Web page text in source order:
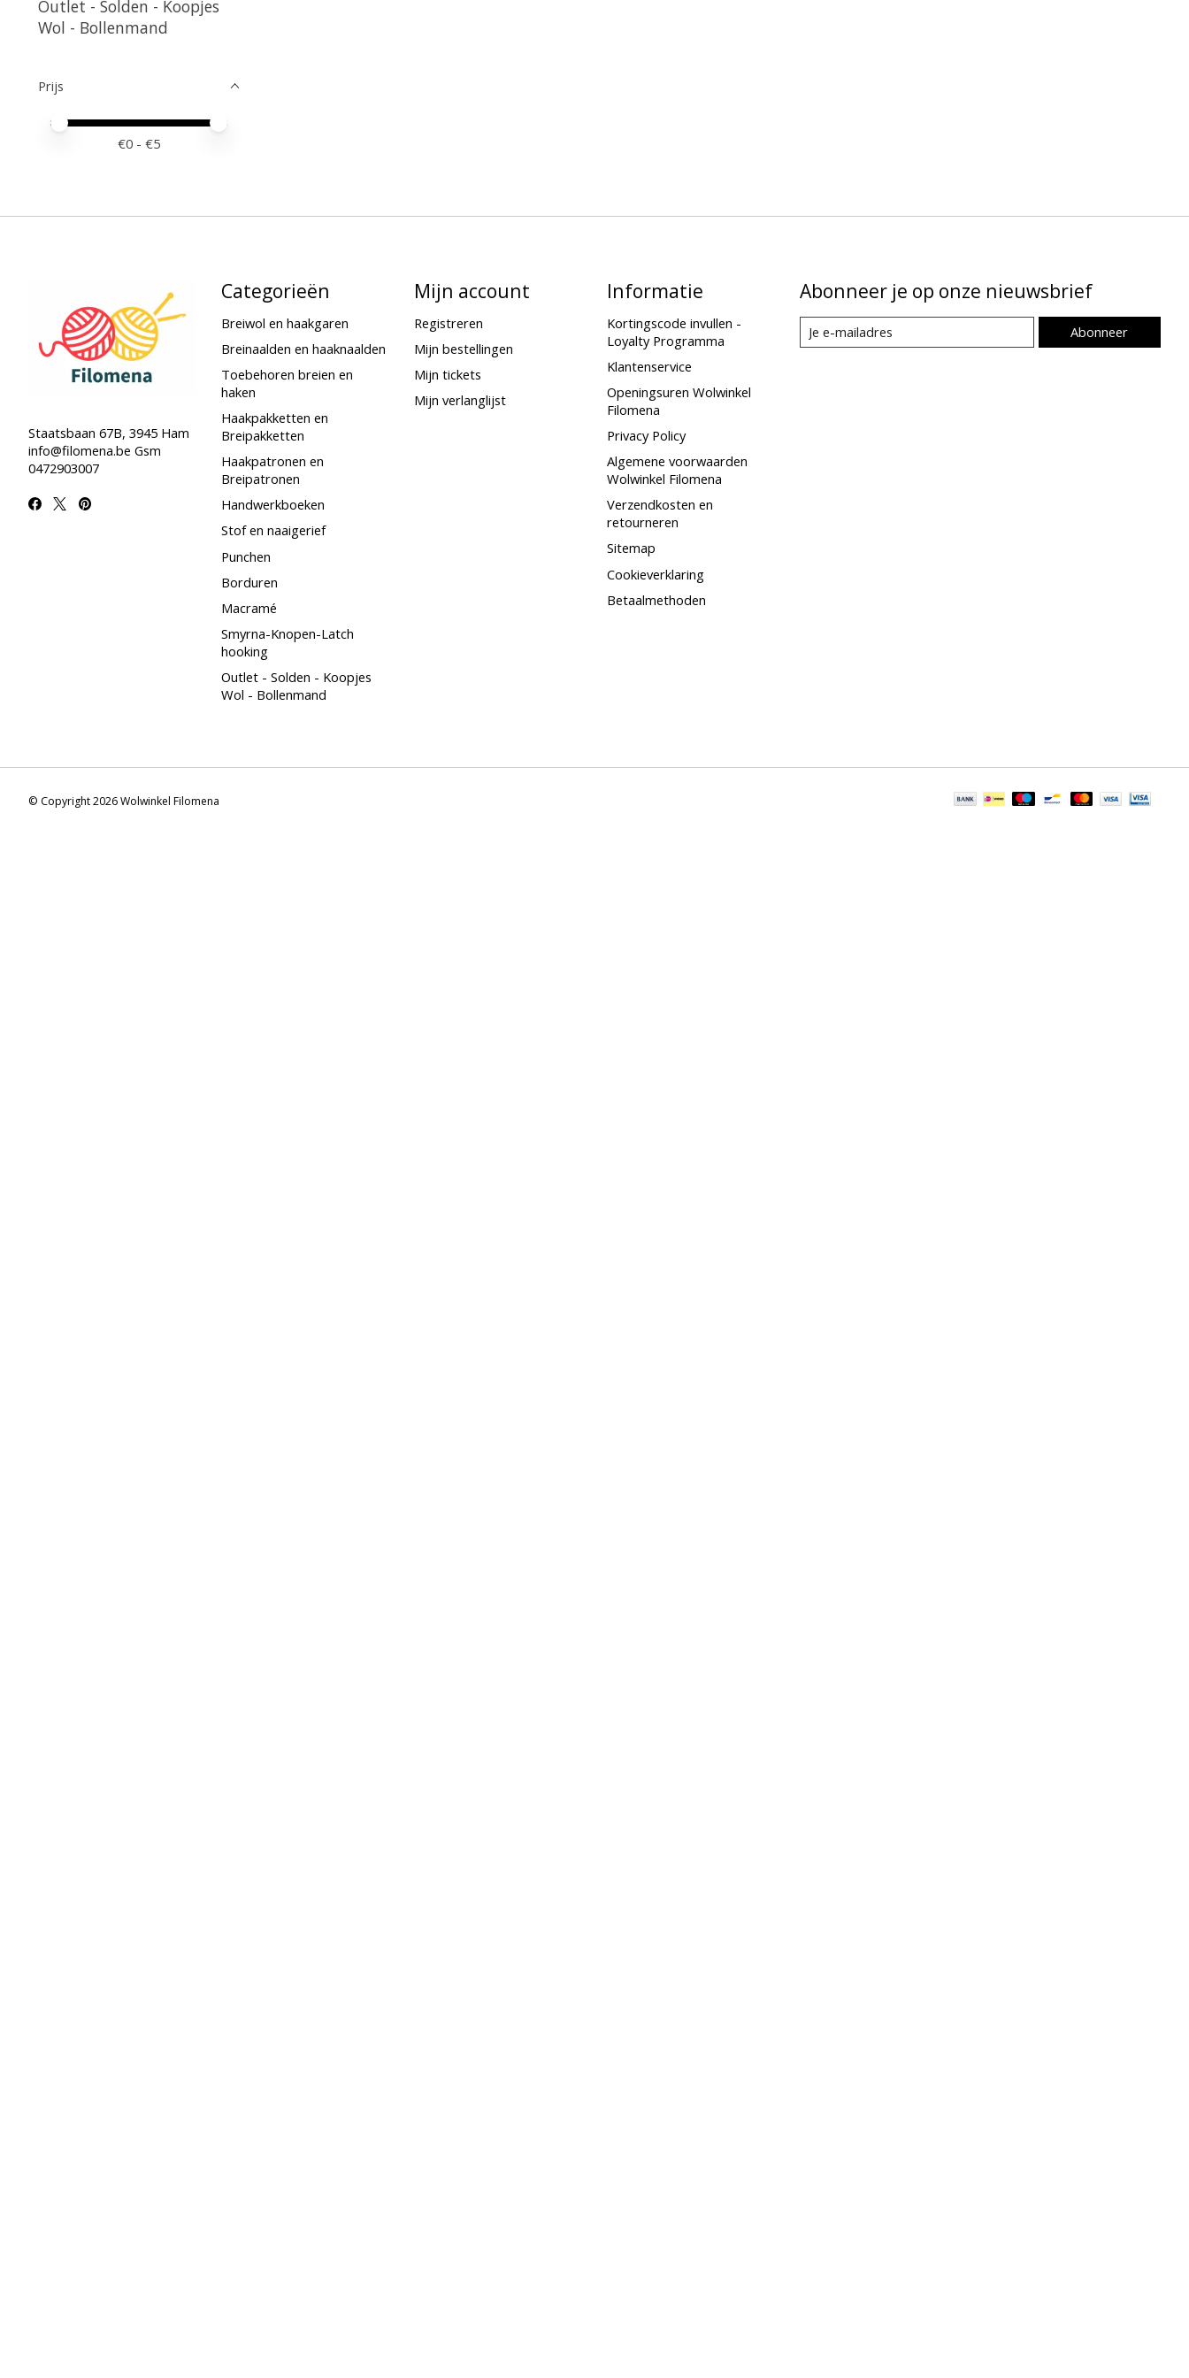
Outlet - Solden - Koopjes
Wol - Bollenmand
Prijs
Minimale prijswaarde
Price maximum value
€0 - €5
Staatsbaan 67B, 3945 Ham
info@filomena.be Gsm
0472903007
Categorieën
Breiwol en haakgaren
Breinaalden en haaknaalden
Toebehoren breien en
haken
Haakpakketten en
Breipakketten
Haakpatronen en
Breipatronen
Handwerkboeken
Stof en naaigerief
Punchen
Borduren
Macramé
Smyrna-Knopen-Latch
hooking
Outlet - Solden - Koopjes
Wol - Bollenmand
Mijn account
Registreren
Mijn bestellingen
Mijn tickets
Mijn verlanglijst
Informatie
Kortingscode invullen -
Loyalty Programma
Klantenservice
Openingsuren Wolwinkel
Filomena
Privacy Policy
Algemene voorwaarden
Wolwinkel Filomena
Verzendkosten en
retourneren
Sitemap
Cookieverklaring
Betaalmethoden
Abonneer je op onze nieuwsbrief
Abonneer
© Copyright 2026 Wolwinkel Filomena